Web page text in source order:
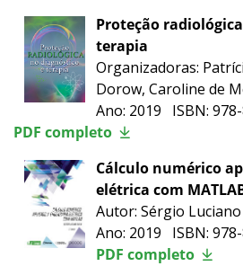
Proteção
terapia
Organizadoras:
Dorow, Caroline de
Ano: 2019 ISBN:
PDF completo
Cálculo numérico
elétrica com
Autor: Sérgio Luciano
Ano: 2019 ISBN:
PDF completo